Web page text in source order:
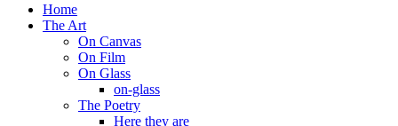
Home
The Art
On Canvas
On Film
On Glass
on-glass
The Poetry
Here they are